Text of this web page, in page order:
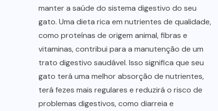
manter a saúde do sistema digestivo do seu
gato. Uma dieta rica em nutrientes de qualidade,
como proteínas de origem animal, fibras e
vitaminas, contribui para a manutenção de um
trato digestivo saudável. Isso significa que seu
gato terá uma melhor absorção de nutrientes,
terá fezes mais regulares e reduzirá o risco de
problemas digestivos, como diarreia e